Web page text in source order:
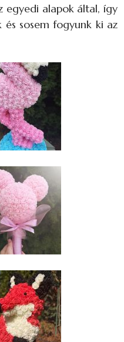
egyedi alapok által, így
sosem fogyunk ki az